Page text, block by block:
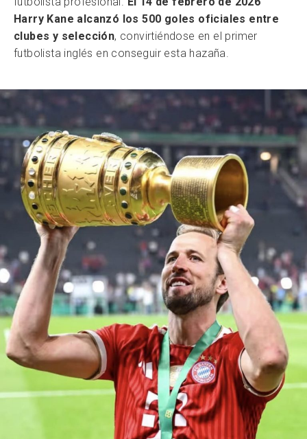
Harry Kane alcanzó los 500 goles oficiales entre
clubes y selección, convirtiéndose en el primer
futbolista inglés en conseguir esta hazaña.